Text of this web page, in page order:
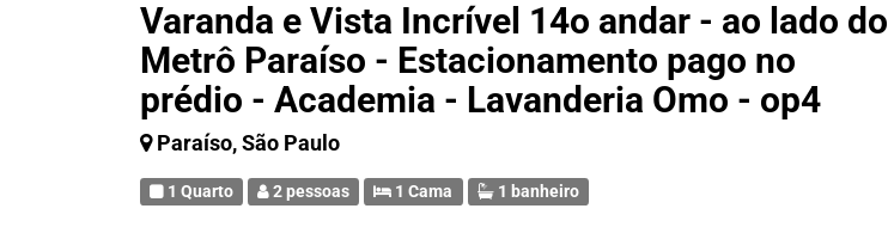
Varanda e Vista Incrível 14o andar - ao lado do
Metrô Paraíso - Estacionamento pago no
prédio - Academia - Lavanderia Omo - op4
Paraíso, São Paulo
1 Quarto 2 pessoas 1 Cama 1 banheiro